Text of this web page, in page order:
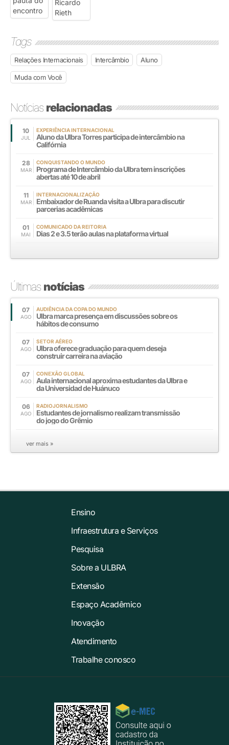
Tags
Relações Internacionais Intercâmbio Aluno
Muda com Você
Notíciasrelacionadas
10
JUL
EXPERIÊNCIA INTERNACIONAL
Aluno da Ulbra Torres participa de intercâmbio na
Califórnia
28
MAR
CONQUISTANDO O MUNDO
Programa de Intercâmbio da Ulbra tem inscrições
abertas até 10 de abril
11
MAR
INTERNACIONALIZAÇÃO
Embaixador de Ruanda visita a Ulbra para discutir
parcerias acadêmicas
01
MAI
COMUNICADO DA REITORIA
Dias 2 e 3.5 terão aulas na plataforma virtual
Últimasnotícias
07
AGO
AUDIÊNCIA DA COPA DO MUNDO
Ulbra marca presença em discussões sobre os
hábitos de consumo
07
AGO
SETOR AÉREO
Ulbra oferece graduação para quem deseja
construir carreira na aviação
07
AGO
CONEXÃO GLOBAL
Aula internacional aproxima estudantes da Ulbra e
da Universidad de Huánuco
06
AGO
RADIOJORNALISMO
Estudantes de jornalismo realizam transmissão
do jogo do Grêmio
ver mais »
Ensino
Infraestrutura e Serviços
Pesquisa
Sobre a ULBRA
Extensão
Espaço Acadêmico
Inovação
Atendimento
Trabalhe conosco